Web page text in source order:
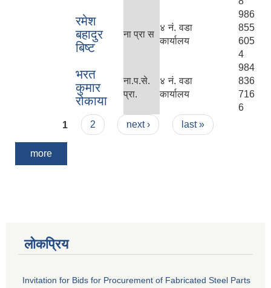
रमेश
बहादुर
बिष्ट
ना प्रा स
४ नं. वडा
कार्यालय
986
855
605
4
भरत
कुमार
रोकाया
ना.प.से.
प्रा.
४ नं. वडा
कार्यालय
984
836
716
6
Pages
1 2 next › last »
more
लोकप्रिय
Invitation for Bids for Procurement of Fabricated Steel Parts